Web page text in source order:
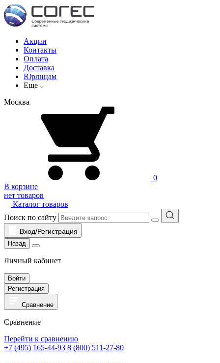
Акции
Контакты
Оплата
Доставка
Юрлицам
Еще
Москва
0
В корзине
нет товаров
Каталог товаров
Поиск по сайту
Вход/Регистрация
Назад
Личный кабинет
Войти
Регистрация
Сравнение
Сравнение
Перейти к сравнению
+7 (495) 165-44-93 8 (800) 511-27-80